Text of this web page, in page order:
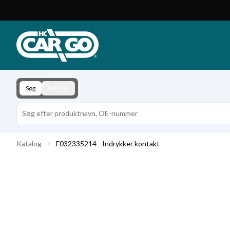
Download
Kontakt
Søg
Katalog F032335214 - Indrykker kontakt